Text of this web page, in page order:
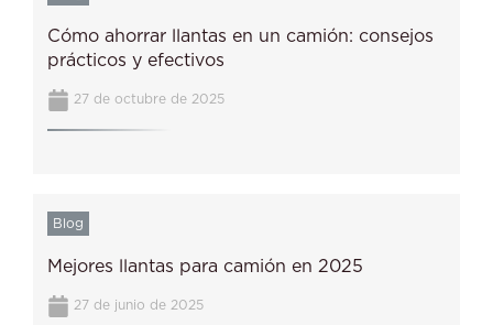
Cómo ahorrar llantas en un camión: consejos
prácticos y efectivos
27 de octubre de 2025
Blog
Mejores llantas para camión en 2025
27 de junio de 2025